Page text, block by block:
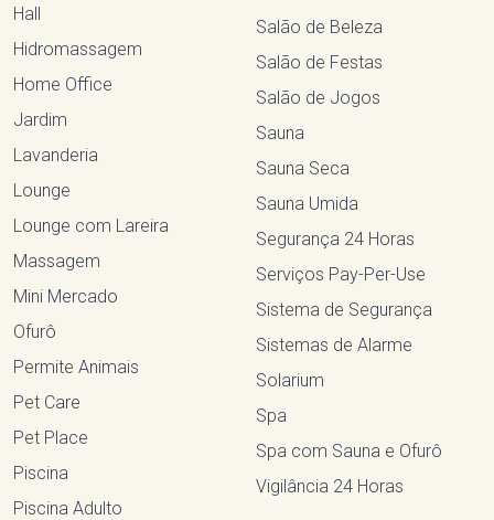
Hall
Hidromassagem
Home Office
Jardim
Lavanderia
Lounge
Lounge com Lareira
Massagem
Mini Mercado
Ofurô
Permite Animais
Pet Care
Pet Place
Piscina
Piscina Adulto
Salão de Beleza
Salão de Festas
Salão de Jogos
Sauna
Sauna Seca
Sauna Umida
Segurança 24 Horas
Serviços Pay-Per-Use
Sistema de Segurança
Sistemas de Alarme
Solarium
Spa
Spa com Sauna e Ofurô
Vigilância 24 Horas